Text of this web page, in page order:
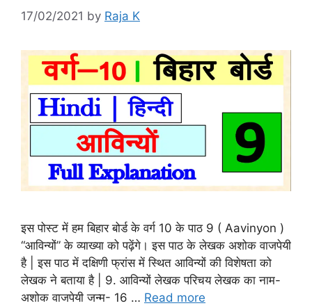
17/02/2021 by Raja K
इस पोस्ट में हम बिहार बोर्ड के वर्ग 10 के पाठ 9 ( Aavinyon )
“आविन्यों” के व्याख्या को पढ़ेंगे। इस पाठ के लेखक अशोक वाजपेयी
है | इस पाठ में दक्षिणी फ्रांस में स्थित आविन्यों की विशेषता को
लेखक ने बताया है | 9. आविन्यों लेखक परिचय लेखक का नाम-
अशोक वाजपेयी जन्म- 16 … Read more